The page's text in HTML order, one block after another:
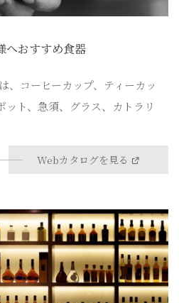
へおすすめ食器
、コーヒーカップ、ティーカッ
ット、急須、グラス、カトラリ
Webカタログを見る